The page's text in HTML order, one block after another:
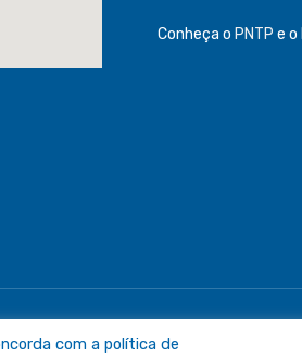
Conheça o PNTP e o
com a política de